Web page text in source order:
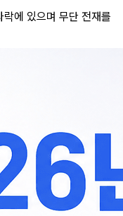
에 있으며 무단 전재를